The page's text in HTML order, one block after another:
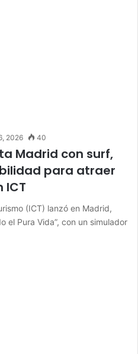
2026 40
Madrid con surf,
para atraer
ICT
(ICT) lanzó en Madrid,
el Pura Vida”, con un simulador